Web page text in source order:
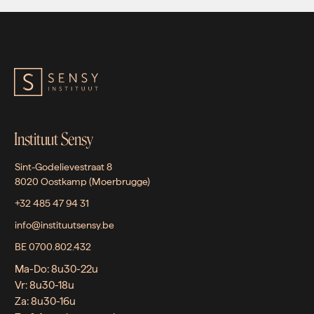
Instituut Sensy
Sint-Godelievestraat 8
8020 Oostkamp (Moerbrugge)
+32 485 47 94 31
info@instituutsensy.be
BE 0700.802.432
Ma-Do: 8u30-22u
Vr: 8u30-18u
Za: 8u30-16u